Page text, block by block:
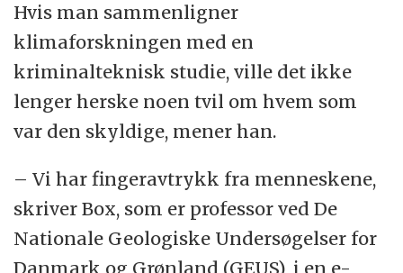
Det finnes også enda høyere sigmanivåer –
for eksempel et 6-sigma-nivå som altså er
enda nærmere 100 prosent statistisk
sikkerhet.
Kilde:What does 5-sigma mean in science?
(ZME Science)
Hvis man sammenligner
klimaforskningen med en
kriminalteknisk studie, ville det ikke
lenger herske noen tvil om hvem som
var den skyldige, mener han.
– Vi har fingeravtrykk fra menneskene,
skriver Box, som er professor ved De
Nationale Geologiske Undersøgelser for
Danmark og Grønland (GEUS), i en e-